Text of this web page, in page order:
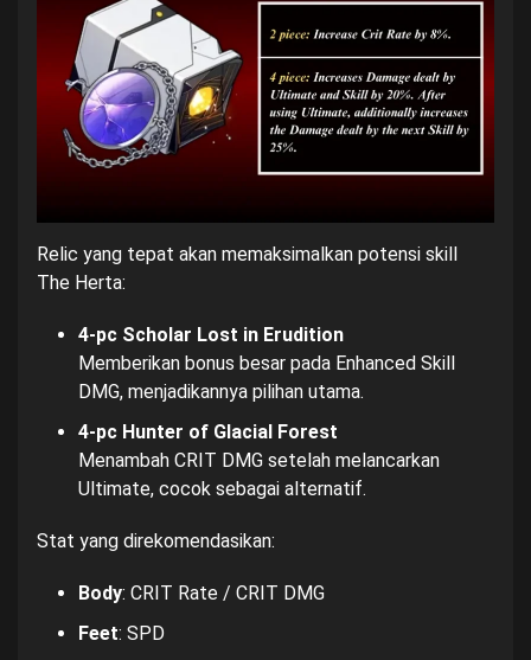
Relic yang tepat akan memaksimalkan potensi skill
The Herta:
4-pc Scholar Lost in Erudition
Memberikan bonus besar pada Enhanced Skill
DMG, menjadikannya pilihan utama.
4-pc Hunter of Glacial Forest
Menambah CRIT DMG setelah melancarkan
Ultimate, cocok sebagai alternatif.
Stat yang direkomendasikan:
Body: CRIT Rate / CRIT DMG
Feet: SPD